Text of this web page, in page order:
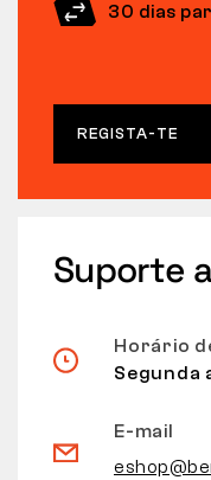
30 dias
REGISTA-TE
Suporte
Horário
Segunda
E-mail